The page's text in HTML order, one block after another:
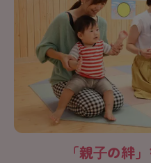
「親⼦の絆